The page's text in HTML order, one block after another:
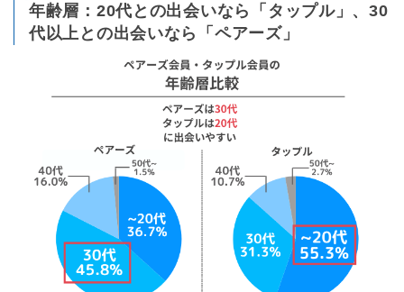
年齢層：20代との出会いなら「タップル」、30
代以上との出会いなら「ペアーズ」